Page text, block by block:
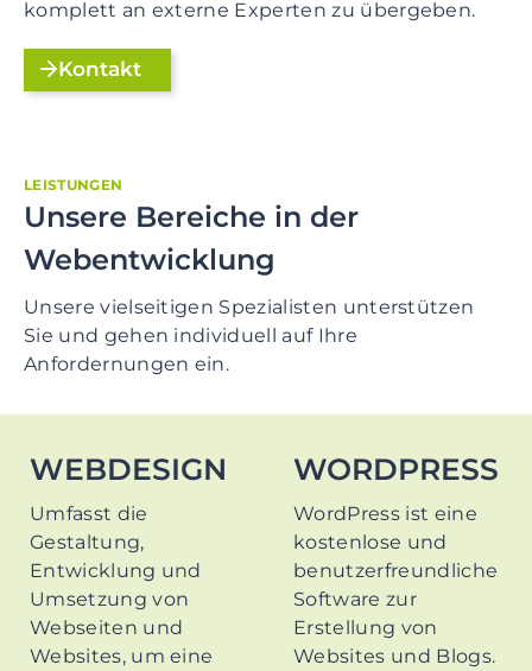
komplett an externe Experten zu übergeben.
Kontakt
LEISTUNGEN
Unsere Bereiche in der
Webentwicklung
Unsere vielseitigen Spezialisten unterstützen
Sie und gehen individuell auf Ihre
Anfordernungen ein.
WEBDESIGN
Umfasst die
Gestaltung,
Entwicklung und
Umsetzung von
Webseiten und
Websites, um eine
WORDPRESS
WordPress ist eine
kostenlose und
benutzerfreundliche
Software zur
Erstellung von
Websites und Blogs.